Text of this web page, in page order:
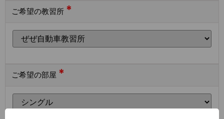
ご希望の教習所 *
ご希望の部屋 *